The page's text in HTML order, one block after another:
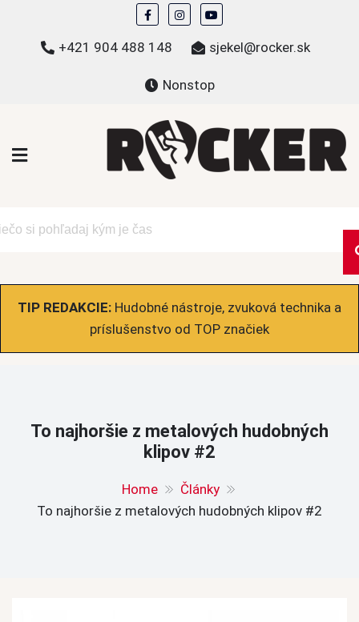
content
+421 904 488 148 sjekel@rocker.sk
Nonstop
TIP REDAKCIE: Hudobné nástroje, zvuková technika a
príslušenstvo od TOP značiek
To najhoršie z metalových hudobných
klipov #2
Home
Články
To najhoršie z metalových hudobných klipov #2